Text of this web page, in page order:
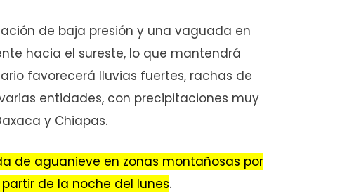
de baja presión y una vaguada en
hacia el sureste, lo que mantendrá
favorecerá lluvias fuertes, rachas de
entidades, con precipitaciones muy
y Chiapas.
de aguanieve en zonas montañosas por
de la noche del lunes.